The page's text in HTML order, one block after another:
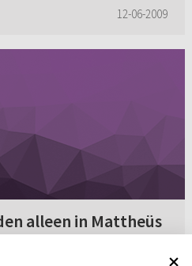
12-06-2009
alleen in Mattheüs